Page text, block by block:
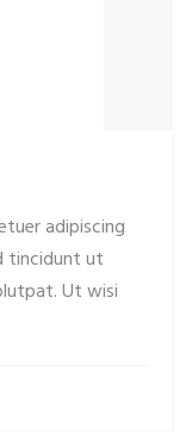
adipiscing
tincidunt ut
Ut wisi